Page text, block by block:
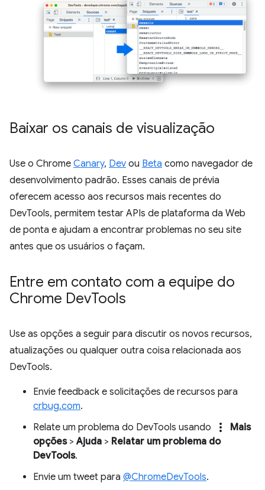
Baixar os canais de visualização
Use o Chrome Canary, Dev ou Beta como navegador de
desenvolvimento padrão. Esses canais de prévia
oferecem acesso aos recursos mais recentes do
DevTools, permitem testar APIs de plataforma da Web
de ponta e ajudam a encontrar problemas no seu site
antes que os usuários o façam.
Entre em contato com a equipe do
Chrome DevTools
Use as opções a seguir para discutir os novos recursos,
atualizações ou qualquer outra coisa relacionada aos
DevTools.
Envie feedback e solicitações de recursos para
crbug.com.
Relate um problema do DevTools usando
more_vert
Mais
opções>Ajuda > Relatar um problema do
DevTools.
Envie um tweet para @ChromeDevTools.